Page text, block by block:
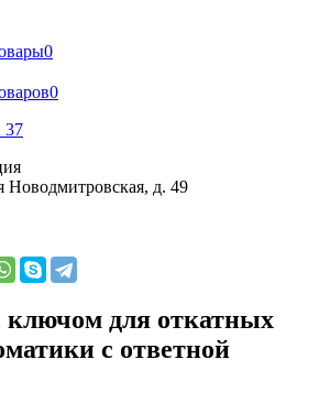
0
0
37
Новодмитровская, д. 49
для откатных
с ответной